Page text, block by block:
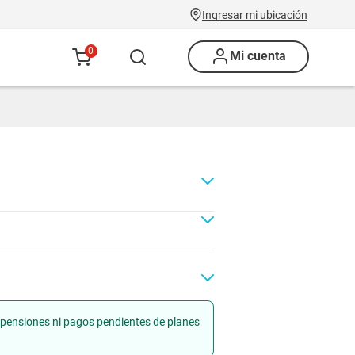
Ingresar mi ubicación
0 Mi cuenta
Renovaciónni pagos pendientes de planes